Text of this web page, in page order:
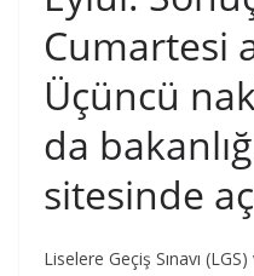
Cumartesi
Üçüncü
da
sitesinde
Liselere Geçiş Sınavı